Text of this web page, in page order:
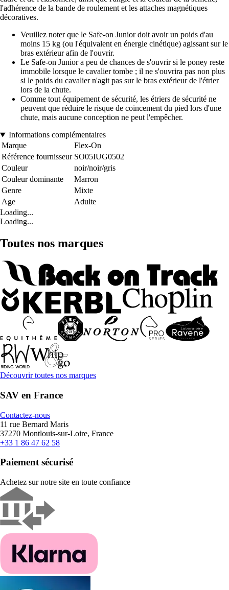
l'adhérence de la bande de roulement et les attaches magnétiques
décoratives.
Veuillez noter que le Safe-on Junior doit avoir un poids d'au
moins 15 kg (ou l'équivalent en énergie cinétique) agissant sur le
bras extérieur afin de l'ouvrir.
Le Safe-on Junior a peu de chances de s'ouvrir si le poney reste
immobile lorsque le cavalier tombe ; il ne s'ouvrira pas non plus
si le poids du cavalier n'agit pas sur le bras extérieur de l'étrier
lors de la chute.
Comme tout équipement de sécurité, les étriers de sécurité ne
peuvent que réduire le risque de coincement du pied lors d'une
chute, mais aucune conception ne peut l'empêcher.
Informations complémentaires
Marque
Flex-On
Référence fournisseur SO05IUG0502
Couleur
noir/noir/gris
Couleur dominante
Marron
Genre
Mixte
Age
Adulte
Loading...
Loading...
Toutes nos marques
Découvrir toutes nos marques
SAV en France
Contactez-nous
11 rue Bernard Maris
37270 Montlouis-sur-Loire, France
+33 1 86 47 62 58
Paiement sécurisé
Achetez sur notre site en toute confiance